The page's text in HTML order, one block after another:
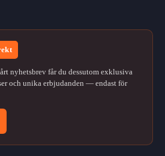
nyhetsbrev får du dessutom exklusiva
och unika erbjudanden — endast för